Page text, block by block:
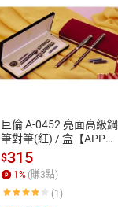
巨倫 A-0452 亮面高級鋼
筆對筆(紅) / 盒【APP滿
額下單10%點數(單一帳
號最高1500點)】8/31止
$315
1% (賺3點)
(1)